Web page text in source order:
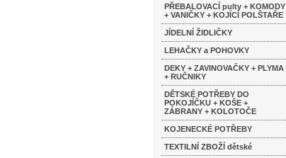
PŘEBALOVACÍ pulty + KOMODY
+ VANIČKY + KOJÍCÍ POLŠTAŘE
JÍDELNÍ ŽIDLIČKY
LEHAČKY a POHOVKY
DEKY + ZAVINOVAČKY + PLYMA
+ RUČNIKY
DĚTSKÉ POTŘEBY DO
POKOJÍČKU + KOŠE +
ZÁBRANY + KOLOTOČE
KOJENECKÉ POTŘEBY
TEXTILNÍ ZBOŽÍ dětské